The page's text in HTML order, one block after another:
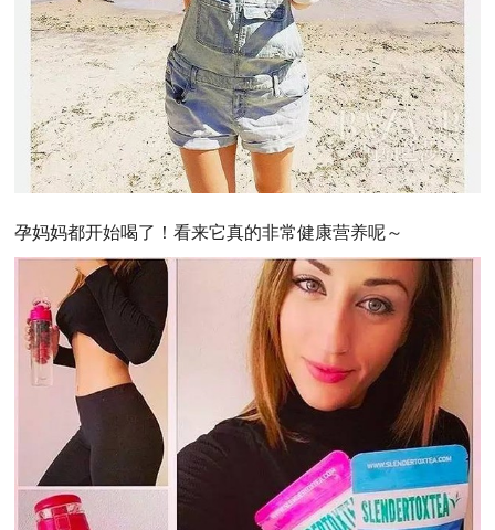
孕妈妈都开始喝了！看来它真的非常健康营养呢～